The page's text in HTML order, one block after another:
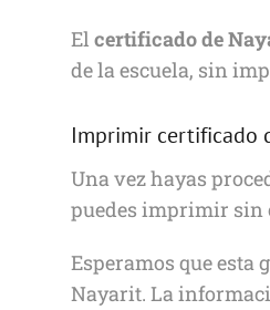
El certificado de
de la escuela, sin
Imprimir certificado
Una vez hayas
puedes imprimir sin
Esperamos que esta
Nayarit. La